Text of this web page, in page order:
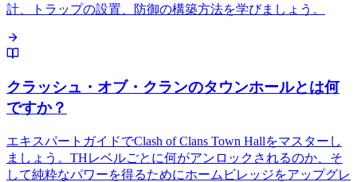
計、トラップの設置、防御の構築方法を学びましょう。
クラッシュ・オブ・クランのタウンホールとは何
ですか？
エキスパートガイドでClash of Clans Town Hallをマスターし
ましょう。THレベルごとに何がアンロックされるのか、そ
して純粋なパワーを得るためにホームビレッジをアップグレ